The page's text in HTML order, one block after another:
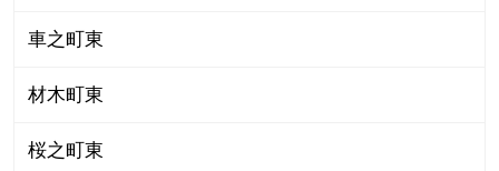
車之町東
材木町東
桜之町東